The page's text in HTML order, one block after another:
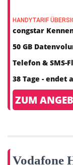
HANDYTARIF
congstar
50 GB
Telefon & SMS-
38 Tage - endet
ZUM
Vodafone